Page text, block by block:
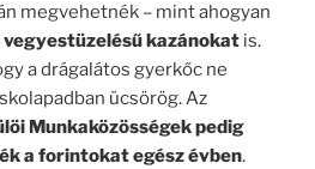
megvehetnék – mint ahogyan
vegyestüzelésű kazánokat is.
a drágalátos gyerkőc ne
ücsörög. Az
Munkaközösségek pedig
a forintokat egész évben.